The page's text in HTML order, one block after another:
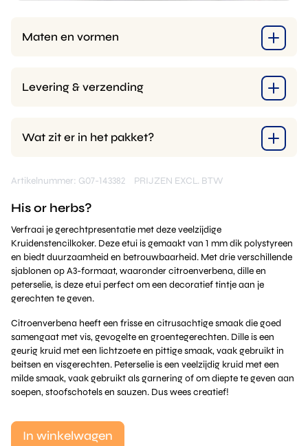
Maten en vormen
Levering & verzending
Wat zit er in het pakket?
Artikelnummer: G07-143382 PRIJZEN EXCL. BTW
His or herbs?
Verfraai je gerechtpresentatie met deze veelzijdige
Kruidenstencilkoker. Deze etui is gemaakt van 1 mm dik polystyreen
en biedt duurzaamheid en betrouwbaarheid. Met drie verschillende
sjablonen op A3-formaat, waaronder citroenverbena, dille en
peterselie, is deze etui perfect om een decoratief tintje aan je
gerechten te geven.
Citroenverbena heeft een frisse en citrusachtige smaak die goed
samengaat met vis, gevogelte en groentegerechten. Dille is een
geurig kruid met een lichtzoete en pittige smaak, vaak gebruikt in
beitsen en visgerechten. Peterselie is een veelzijdig kruid met een
milde smaak, vaak gebruikt als garnering of om diepte te geven aan
soepen, stoofschotels en sauzen. Dus wees creatief!
In winkelwagen